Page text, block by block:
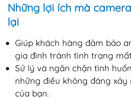
Những lợi ích mà
lại
Giúp khách hàng đảm bảo
gia đình tránh tình trạng
Sử lý và ngăn chặn tình
những điều không đáng
của bạn.